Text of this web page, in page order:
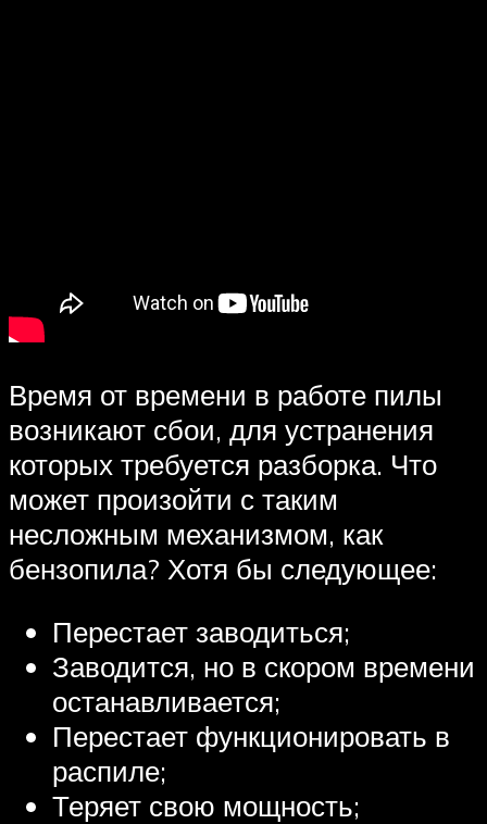
Время от времени в работе пилы
возникают сбои, для устранения
которых требуется разборка. Что
может произойти с таким
несложным механизмом, как
бензопила? Хотя бы следующее:
Перестает заводиться;
Заводится, но в скором времени
останавливается;
Перестает функционировать в
распиле;
Теряет свою мощность;